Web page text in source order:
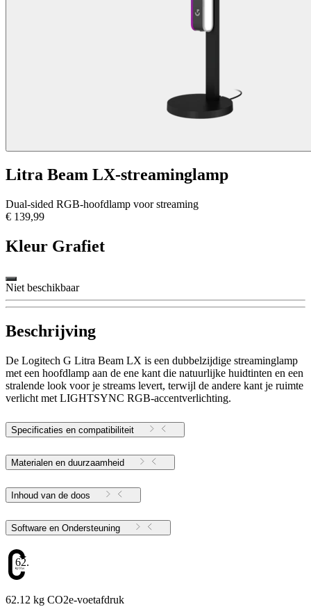
Litra Beam LX-streaminglamp
Dual-sided RGB-hoofdlamp voor streaming
€ 139,99
Kleur Grafiet
Niet beschikbaar
Beschrijving
De Logitech G Litra Beam LX is een dubbelzijdige streaminglamp
met een hoofdlamp aan de ene kant die natuurlijke huidtinten en een
stralende look voor je streams levert, terwijl de andere kant je ruimte
verlicht met LIGHTSYNC RGB-accentverlichting.
Specificaties en compatibiliteit
Materialen en duurzaamheid
Inhoud van de doos
Software en Ondersteuning
62.12
62.12 kg CO2e-voetafdruk